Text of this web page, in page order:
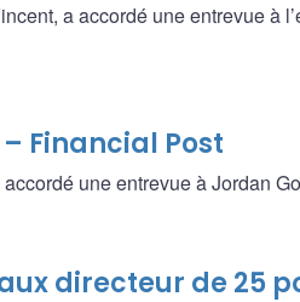
a accordé une entrevue à
Financial Post
une entrevue à Jordan
directeur de 25